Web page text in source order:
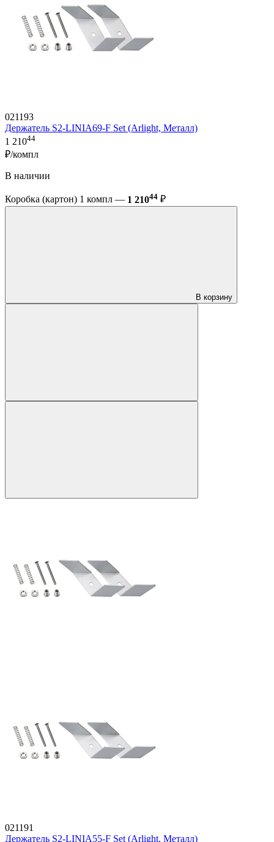
021193
Держатель S2-LINIA69-F Set (Arlight, Металл)
1 21044
₽/компл
В наличии
Коробка (картон) 1 компл — 1 21044 ₽
В корзину
021191
Держатель S2-LINIA55-F Set (Arlight, Металл)